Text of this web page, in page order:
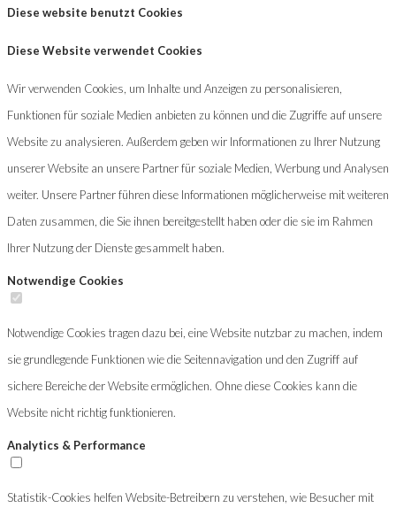
Diese website benutzt Cookies
Diese Website verwendet Cookies
Wir verwenden Cookies, um Inhalte und Anzeigen zu personalisieren,
Funktionen für soziale Medien anbieten zu können und die Zugriffe auf unsere
Website zu analysieren. Außerdem geben wir Informationen zu Ihrer Nutzung
unserer Website an unsere Partner für soziale Medien, Werbung und Analysen
weiter. Unsere Partner führen diese Informationen möglicherweise mit weiteren
Daten zusammen, die Sie ihnen bereitgestellt haben oder die sie im Rahmen
Ihrer Nutzung der Dienste gesammelt haben.
Notwendige Cookies
Notwendige Cookies tragen dazu bei, eine Website nutzbar zu machen, indem
sie grundlegende Funktionen wie die Seitennavigation und den Zugriff auf
sichere Bereiche der Website ermöglichen. Ohne diese Cookies kann die
Website nicht richtig funktionieren.
Analytics & Performance
Statistik-Cookies helfen Website-Betreibern zu verstehen, wie Besucher mit